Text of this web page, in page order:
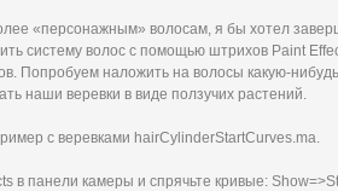
«персонажным» волосам, я бы хотел
систему волос с помощью штрихов Paint
Попробуем наложить на волосы какую-
наши веревки в виде ползучих растений.
с веревками hairCylinderStartCurves.ma.
в панели камеры и спрячьте кривые: